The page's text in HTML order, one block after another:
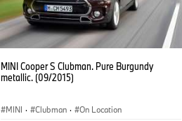
MINI Cooper S Clubman. Pure Burgundy
metallic. (09/2015)
MINI · Clubman · On Location